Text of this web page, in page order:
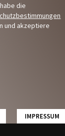
die
und akzeptiere
IMPRESSUM